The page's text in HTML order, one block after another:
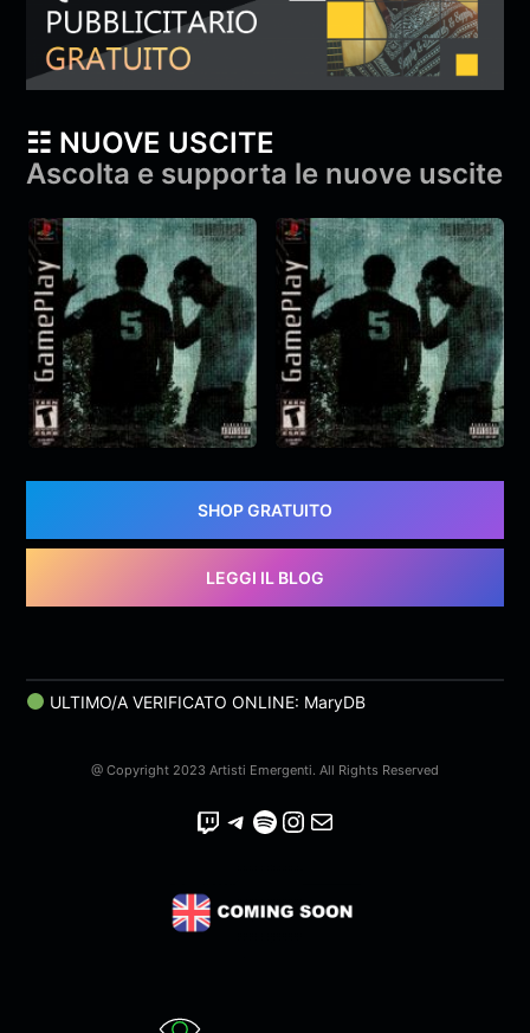
☷ NUOVE USCITE
Ascolta e supporta le nuove uscite
YAMA & Diga –
gameplay
YAMA, Diga&monroe
YAMA & Diga –
gameplay
YAMA, Diga&monroe
SHOP GRATUITO
LEGGI IL BLOG
ULTIMO/A VERIFICATO ONLINE: MaryDB
@ Copyright 2023 Artisti Emergenti. All Rights Reserved
Twitch Telegram Spotify Instagram Email